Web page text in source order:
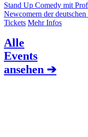
Stand Up Comedy mit
Newcomern der deutschen
Tickets Mehr Infos
Alle
Events
ansehen ➔